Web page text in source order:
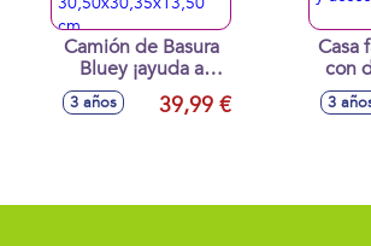
Camión de Basura
Bluey ¡ayuda a
Bluey y Bin a
recoger la basura!
30,50x30,35x13,50
3 años 39,99 €
Casa
con
3